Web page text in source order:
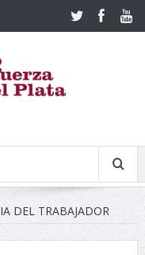
DEL TRABAJADOR